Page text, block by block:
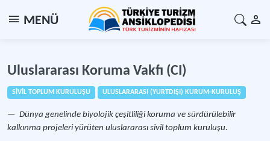
MENÜ
Uluslararası Koruma Vakfı (CI)
SİVİL TOPLUM KURULUŞU ULUSLARARASI (YURTDIŞI) KURUM-KURULUŞ
Dünya genelinde biyolojik çeşitliliği koruma ve sürdürülebilir
kalkınma projeleri yürüten uluslararası sivil toplum kuruluşu.